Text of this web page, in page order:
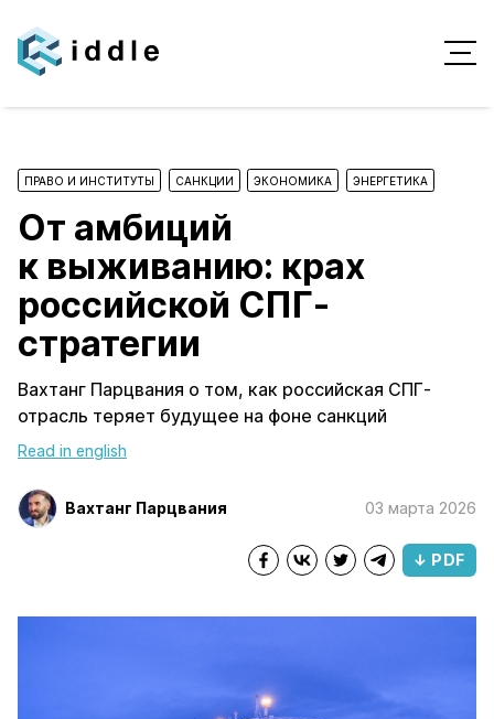
ПРАВО И ИНСТИТУТЫ САНКЦИИ ЭКОНОМИКА ЭНЕРГЕТИКА
От амбиций
к выживанию: крах
российской СПГ-
стратегии
Вахтанг Парцвания о том, как российская СПГ-
отрасль теряет будущее на фоне санкций
Read in english
Вахтанг Парцвания 03 марта 2026
↓ PDF